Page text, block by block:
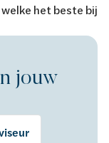
het beste bij
jouw